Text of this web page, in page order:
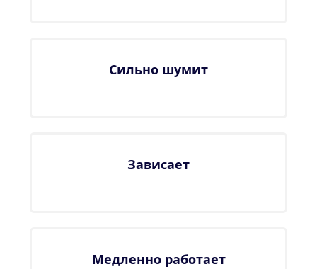
Сильно шумит
Зависает
Медленно работает